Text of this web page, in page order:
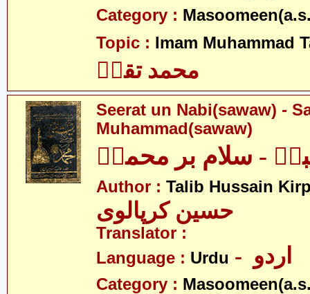
Category :
Topic : Imam Muhammad
محمد تقیؑ
Seerat un Nabi(sawaw) -
Muhammad(sawaw)
- سلام بر محمدؐ
Author : Talib Hussain
حسین کرپالوی
Translator :
Language : Urdu
Category :